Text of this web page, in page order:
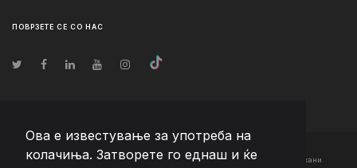
Ова е известување за употреба на
колачиња. Затворете го еднаш и ќе
ПОВРЗЕТЕ СЕ СО НАС
© Авторско право2026 Team Extension Macedonia - Сите права задржани